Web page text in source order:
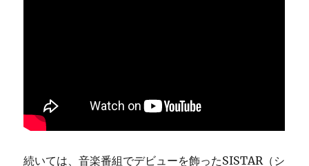
続いては、音楽番組でデビューを飾ったSISTAR（シ